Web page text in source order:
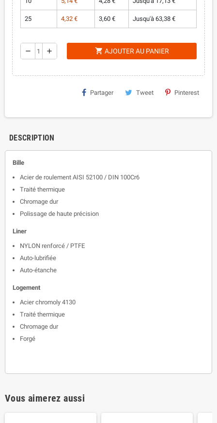
25 4,32 € 3,60 € Jusqu'à 63,38 €
remove add shopping_cart AJOUTER AU PANIER
Partager Tweet Pinterest
DESCRIPTION
Bille
Acier de roulement AISI 52100 / DIN 100Cr6
Traité thermique
Chromage dur
Polissage de haute précision
Liner
NYLON renforcé / PTFE
Auto-lubrifiée
Auto-étanche
Logement
Acier chromoly 4130
Traité thermique
Chromage dur
Forgé
Vous aimerez aussi